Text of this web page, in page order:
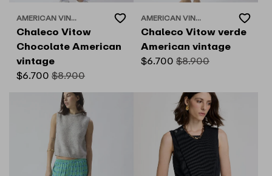
Proveedor:
AMERICAN VIN...
Add
to
Chaleco Vitow
Chocolate American
vintage
Precio
$6.700 Precio
habitual
$8.900
Proveedor:
AMERICAN VIN...
Add
to
Wishlist
Chaleco Vitow verde
American vintage
Precio
$6.700 Precio
$8.900